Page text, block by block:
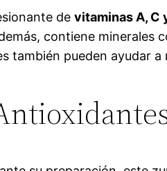
devitaminas A, C
contiene
también pueden ayudar